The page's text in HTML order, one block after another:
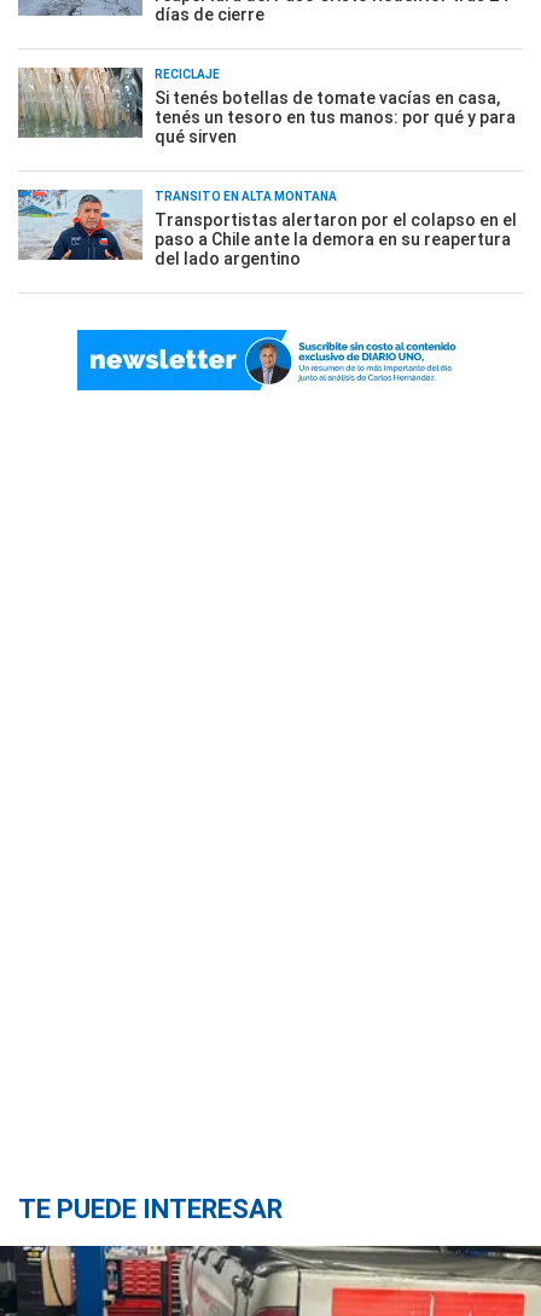
días de cierre
RECICLAJE
Si tenés botellas de tomate vacías en casa,
tenés un tesoro en tus manos: por qué y para
qué sirven
TRÁNSITO EN ALTA MONTAÑA
Transportistas alertaron por el colapso en el
paso a Chile ante la demora en su reapertura
del lado argentino
TE PUEDE INTERESAR